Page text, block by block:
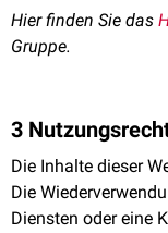
Hier finden Sie das
Gruppe.
3
Die Inhalte dieser
Die
Diensten oder eine